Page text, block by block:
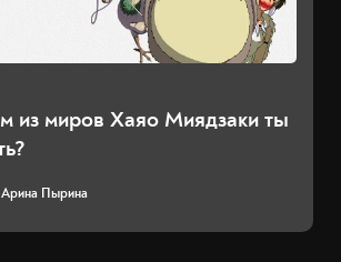
из миров Хаяо Миядзаки ты
Арина Пырина